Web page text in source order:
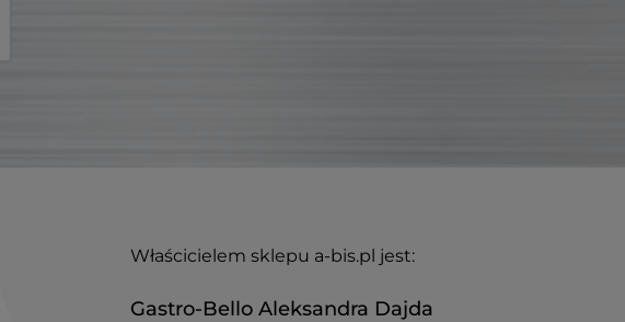
Właścicielem sklepu a-bis.pl jest:
Gastro-Bello Aleksandra Dajda